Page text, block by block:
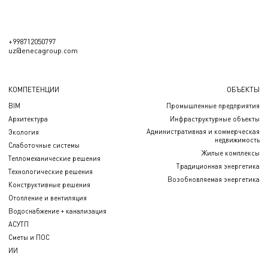
+998712050797
uz@enecagroup.com
КОМПЕТЕНЦИИ
BIM
Архитектура
Экология
Слаботочные системы
Тепломеханические решения
Технологические решения
Конструктивные решения
Отопление и вентиляция
Водоснабжение + канализация
АСУТП
Сметы и ПОС
ИИ
ОБЪЕКТЫ
Промышленные предприятия
Инфраструктурные объекты
Административная и коммерческая
недвижимость
Жилые комплексы
Традиционная энергетика
Возобновляемая энергетика